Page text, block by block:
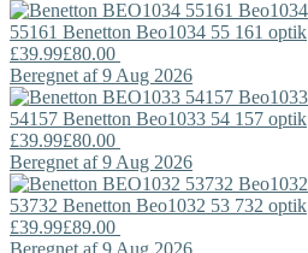
55161 Benetton Beo1034 55 161 optik
£39.99£80.00
Beregnet af 9 Aug 2026
54157 Benetton Beo1033 54 157 optik
£39.99£80.00
Beregnet af 9 Aug 2026
53732 Benetton Beo1032 53 732 optik
£39.99£89.00
Beregnet af 9 Aug 2026